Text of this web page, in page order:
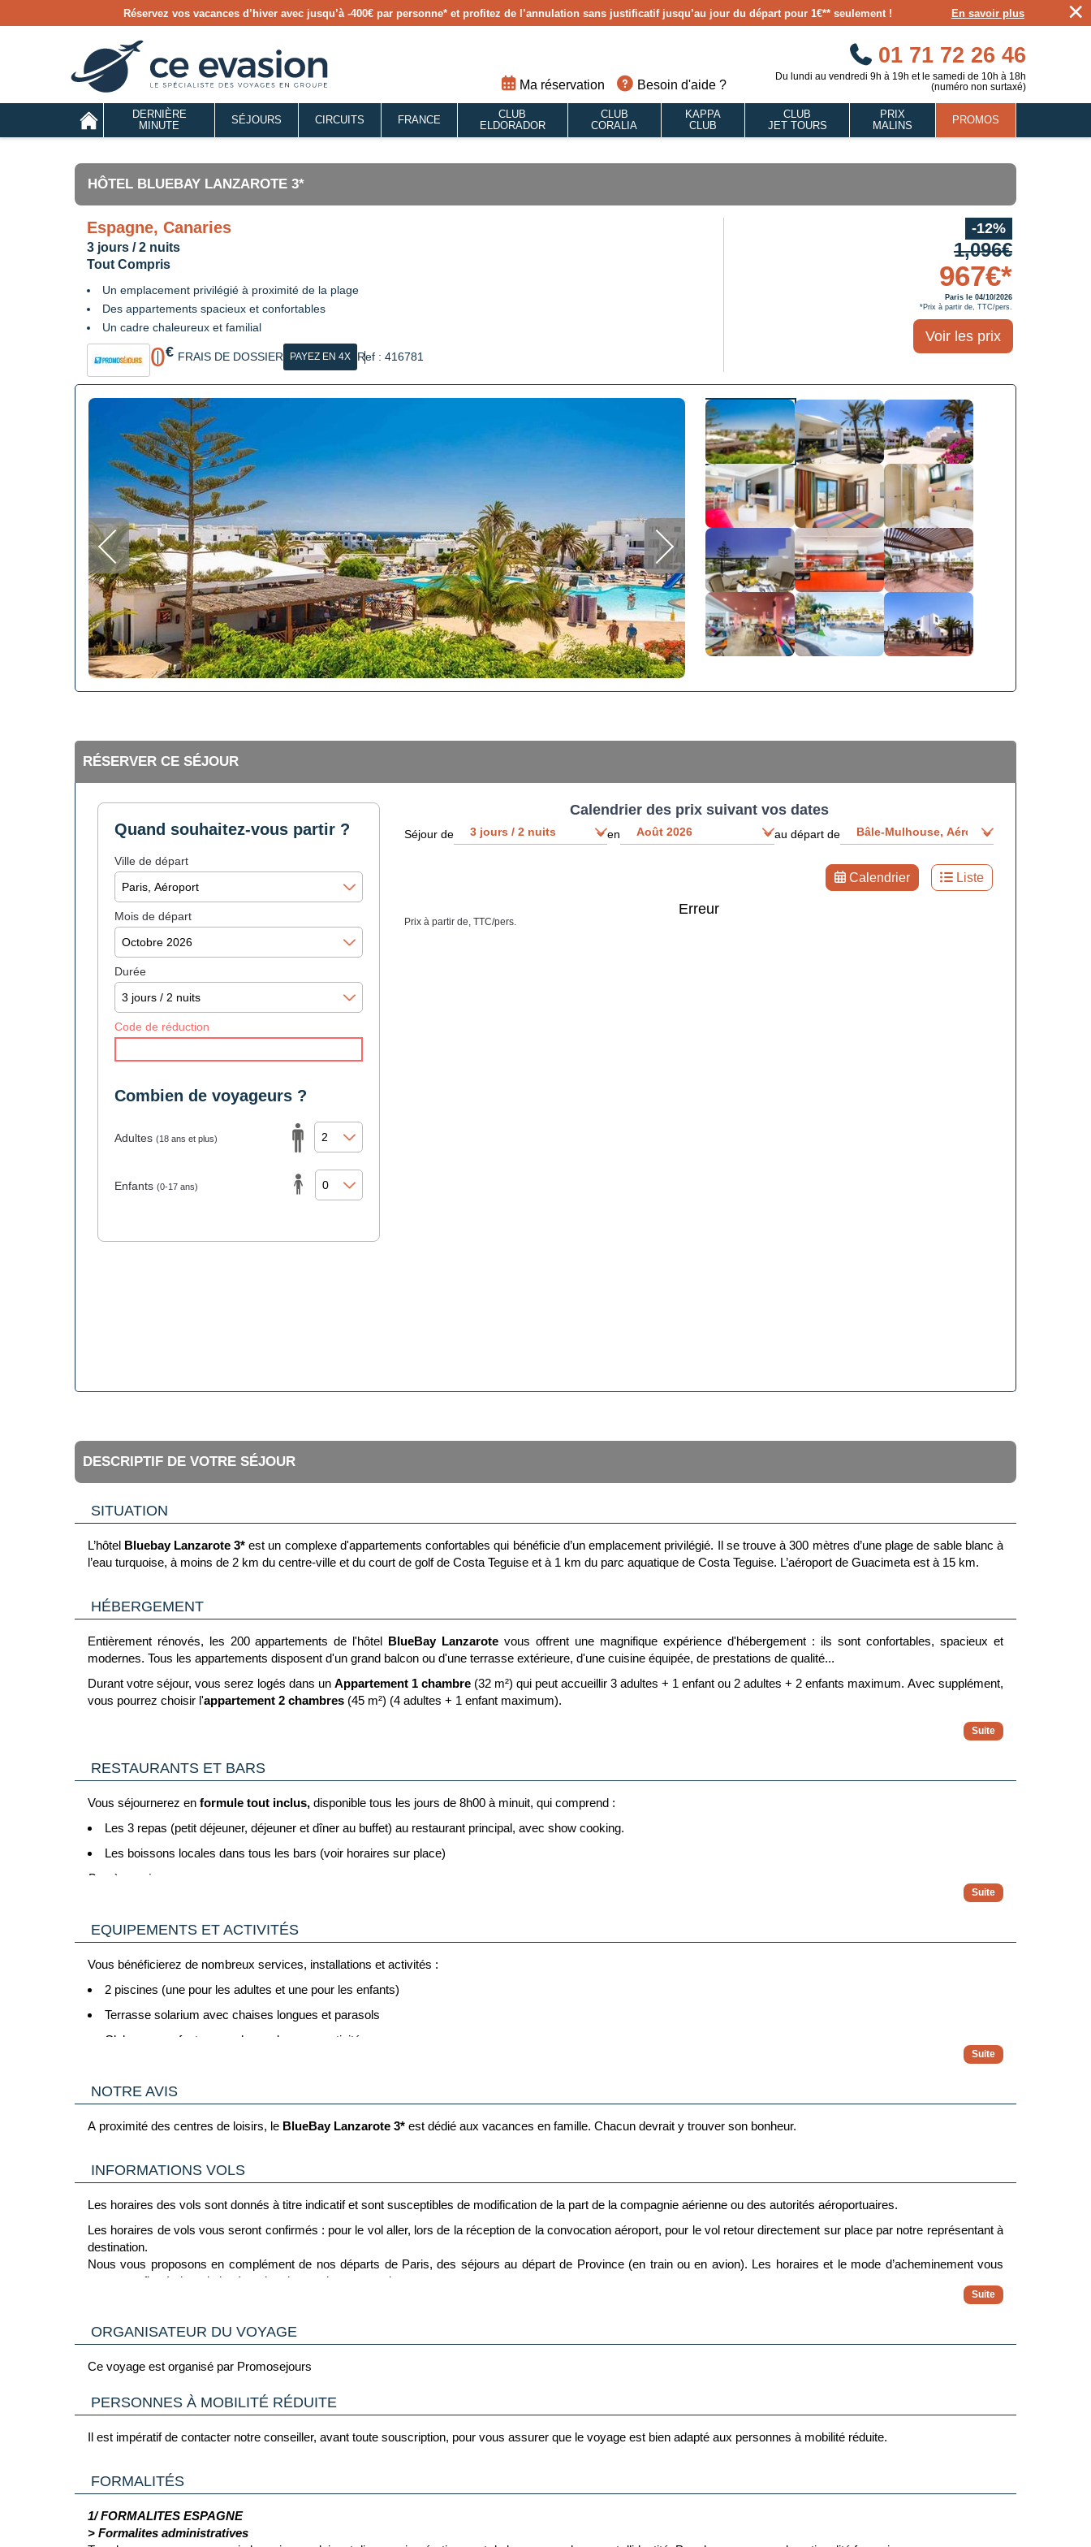
Réservez vos vacances d’hiver avec jusqu’à -400€ par personne* et profitez de l’annulation sans justificatif jusqu’au jour du départ pour 1€** seulement ! En savoir plus ×
Ma réservation Besoin d'aide ?
01 71 72 26 46
Du lundi au vendredi 9h à 19h et le samedi de 10h à 18h
(numéro non surtaxé)
DERNIÈRE
MINUTE
SÉJOURS CIRCUITS FRANCE
CLUB
ELDORADOR
CLUB
CORALIA
KAPPA
CLUB
CLUB
JET TOURS
PRIX
MALINS
PROMOS
HÔTEL BLUEBAY LANZAROTE 3*
Espagne, Canaries
3 jours / 2 nuits
Tout Compris
Un emplacement privilégié à proximité de la plage
Des appartements spacieux et confortables
Un cadre chaleureux et familial
0€ FRAIS DE DOSSIER PAYEZ EN 4X Ref : 416781
-12%
1,096€
967€*
Paris le 04/10/2026
*Prix à partir de, TTC/pers.
Voir les prix
RÉSERVER CE SÉJOUR
Quand souhaitez-vous partir ?
Ville de départ
Mois de départ
Durée
Code de réduction
Combien de voyageurs ?
Adultes (18 ans et plus)
Enfants (0-17 ans)
Calendrier des prix suivant vos dates
Séjour de en au départ de
Calendrier Liste
Erreur
Prix à partir de, TTC/pers.
DESCRIPTIF DE VOTRE SÉJOUR
SITUATION
L’hôtel Bluebay Lanzarote 3* est un complexe d'appartements confortables qui bénéficie d’un emplacement privilégié. Il se trouve à 300 mètres d’une plage de sable blanc à
l’eau turquoise, à moins de 2 km du centre-ville et du court de golf de Costa Teguise et à 1 km du parc aquatique de Costa Teguise. L’aéroport de Guacimeta est à 15 km.
HÉBERGEMENT
Entièrement rénovés, les 200 appartements de l'hôtel BlueBay Lanzarote vous offrent une magnifique expérience d'hébergement : ils sont confortables, spacieux et
modernes. Tous les appartements disposent d'un grand balcon ou d'une terrasse extérieure, d'une cuisine équipée, de prestations de qualité...
Durant votre séjour, vous serez logés dans un Appartement 1 chambre (32 m²) qui peut accueillir 3 adultes + 1 enfant ou 2 adultes + 2 enfants maximum. Avec supplément,
vous pourrez choisir l'appartement 2 chambres (45 m²) (4 adultes + 1 enfant maximum).
Ces appartements se composent d'une chambre à coucher avec 2 lits individuels et un canapé-lit dans la salle de séjour. Ils sont équipés de : climatisation, télévision par
satellite, téléphone avec ligne directe, wifi gratuit, sèche-cheveux, machine à café, petite cuisine équipée avec un micro-onde et un frigo, salle à manger avec une table pour 4
personnes, fer et planche à repasser (sur demande), salle de bain avec une douche, lit bébé (sur demande). Ils offrent une vue sur la piscine, le jardin, la rue ou les courts de
tennis, selon l'appartement attribué.
En supplément : coffre-fort.
Bon à savoir :
RESTAURANTS ET BARS
Vous séjournerez en formule tout inclus, disponible tous les jours de 8h00 à minuit, qui comprend :
Les 3 repas (petit déjeuner, déjeuner et dîner au buffet) au restaurant principal, avec show cooking.
Les boissons locales dans tous les bars (voir horaires sur place)
Bon à savoir
À l’occasion des fêtes de fin d’année, le repas de Gala de Noël sera servi lors du déjeuner du 25 décembre, offrant ainsi un moment festif et convivial à partager en journée.
EQUIPEMENTS ET ACTIVITÉS
Vous bénéficierez de nombreux services, installations et activités :
2 piscines (une pour les adultes et une pour les enfants)
Terrasse solarium avec chaises longues et parasols
Clubs pour enfants avec de nombreuses activités
Programmes d’animation en journée et en soirée : musique en live, soirées thématiques, etc.
universel (vélo, stepper, jogging,…), fléchettes, vélo fixe.
Service de concierge
Wifi disponible gratuitement dans les parties communes
D’autres services et activités seront disponibles avec supplément :
Sports nautiques : plongée, planche à voile, surf, pêche.
Forfaits de golf
Blanchisserie
Service médical
NOTRE AVIS
A proximité des centres de loisirs, le BlueBay Lanzarote 3* est dédié aux vacances en famille. Chacun devrait y trouver son bonheur.
INFORMATIONS VOLS
Les horaires des vols sont donnés à titre indicatif et sont susceptibles de modification de la part de la compagnie aérienne ou des autorités aéroportuaires.
Les horaires de vols vous seront confirmés : pour le vol aller, lors de la réception de la convocation aéroport, pour le vol retour directement sur place par notre représentant à
destination.
Nous vous proposons en complément de nos départs de Paris, des séjours au départ de Province (en train ou en avion). Les horaires et le mode d’acheminement vous
seront confirmés lors de la réception de vos documents de voyages.
La continuité de votre acheminement jusqu’à votre destination finale est assuré directement par la compagnie aérienne, même en cas de perturbations à l’aller ou au retour.
ORGANISATEUR DU VOYAGE
Ce voyage est organisé par Promosejours
PERSONNES À MOBILITÉ RÉDUITE
Il est impératif de contacter notre conseiller, avant toute souscription, pour vous assurer que le voyage est bien adapté aux personnes à mobilité réduite.
FORMALITÉS
1/ FORMALITES ESPAGNE
> Formalites administratives